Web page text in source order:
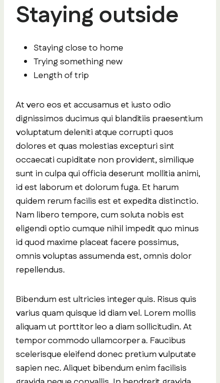
Staying outside
Staying close to home
Trying something new
Length of trip
At vero eos et accusamus et iusto odio
dignissimos ducimus qui blanditiis praesentium
voluptatum deleniti atque corrupti quos
dolores et quas molestias excepturi sint
occaecati cupiditate non provident, similique
sunt in culpa qui officia deserunt mollitia animi,
id est laborum et dolorum fuga. Et harum
quidem rerum facilis est et expedita distinctio.
Nam libero tempore, cum soluta nobis est
eligendi optio cumque nihil impedit quo minus
id quod maxime placeat facere possimus,
omnis voluptas assumenda est, omnis dolor
repellendus.
Bibendum est ultricies integer quis. Risus quis
varius quam quisque id diam vel. Lorem mollis
aliquam ut porttitor leo a diam sollicitudin. At
tempor commodo ullamcorper a. Faucibus
scelerisque eleifend donec pretium vulputate
sapien nec. Aliquet bibendum enim facilisis